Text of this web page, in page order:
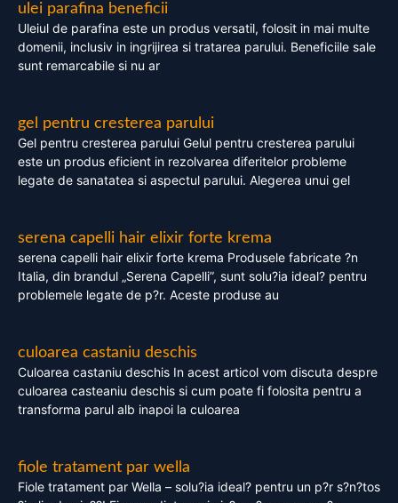
ulei parafina beneficii
Uleiul de parafina este un produs versatil, folosit in mai multe
domenii, inclusiv in ingrijirea si tratarea parului. Beneficiile sale
sunt remarcabile si nu ar
gel pentru cresterea parului
Gel pentru cresterea parului Gelul pentru cresterea parului
este un produs eficient in rezolvarea diferitelor probleme
legate de sanatatea si aspectul parului. Alegerea unui gel
serena capelli hair elixir forte krema
serena capelli hair elixir forte krema Produsele fabricate ?n
Italia, din brandul „Serena Capelli”, sunt solu?ia ideal? pentru
problemele legate de p?r. Aceste produse au
culoarea castaniu deschis
Culoarea castaniu deschis In acest articol vom discuta despre
culoarea casteaniu deschis si cum poate fi folosita pentru a
transforma parul alb inapoi la culoarea
fiole tratament par wella
Fiole tratament par Wella – solu?ia ideal? pentru un p?r s?n?tos